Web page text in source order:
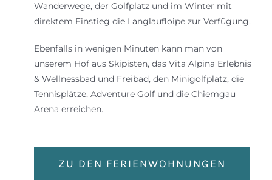
Wanderwege, der Golfplatz und im Winter mit
direktem Einstieg die Langlaufloipe zur Verfügung.
Ebenfalls in wenigen Minuten kann man von
unserem Hof aus Skipisten, das Vita Alpina Erlebnis
& Wellnessbad und Freibad, den Minigolfplatz, die
Tennisplätze, Adventure Golf und die Chiemgau
Arena erreichen.
ZU DEN FERIENWOHNUNGEN